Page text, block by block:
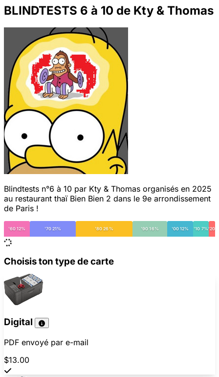
BLINDTESTS 6 à 10 de Kty & Thomas
Blindtests n°6 à 10 par Kty & Thomas organisés en 2025
au restaurant thaï Bien Bien 2 dans le 9e arrondissement
de Paris !
'60 12% '70 21% '80 26% '90 16% '00 12% '10 7%'20
Choisis ton type de carte
Digital
PDF envoyé par e-mail
$13.00